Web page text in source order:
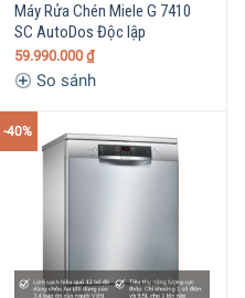
Máy Rửa Chén Miele G 7410
SC AutoDos Độc lập
59.990.000 ₫
So sánh
-40%